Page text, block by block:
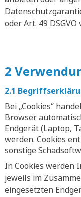
oder Art. 49 DSGVO
2
2.1
Bei „Cookies“
Browser
Endgerät (Laptop,
werden. Cookies
sonstige
In Cookies werden
jeweils im
eingesetzten